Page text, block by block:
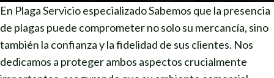
En Plaga Servicio especializado Sabemos que la presencia
de plagas puede comprometer no solo su mercancía, sino
también la confianza y la fidelidad de sus clientes. Nos
dedicamos a proteger ambos aspectos crucialmente